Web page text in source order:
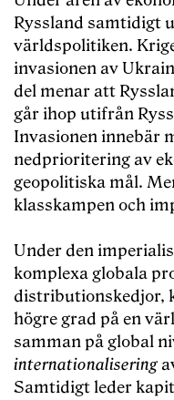
Ryssland samtidigt
världspolitiken.
invasionen av
del menar att
går ihop utifrån
Invasionen innebär
nedprioritering av
geopolitiska mål.
klasskampen och
Under den
komplexa globala
distributionskedjor,
högre grad på en
samman på global
internationalisering
Samtidigt leder